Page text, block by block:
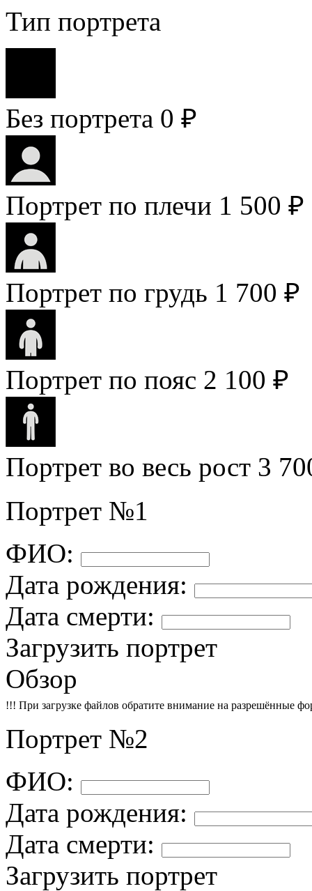
Тип портрета
Без портрета 0 ₽
Портрет по плечи 1 500 ₽
Портрет по грудь 1 700 ₽
Портрет по пояс 2 100 ₽
Портрет во весь рост 3
Портрет №1
ФИО:
Дата рождения:
Дата смерти:
Загрузить портрет
Обзор
!!! При загрузке файлов обратите внимание на разрешённые
Портрет №2
ФИО:
Дата рождения:
Дата смерти:
Загрузить портрет